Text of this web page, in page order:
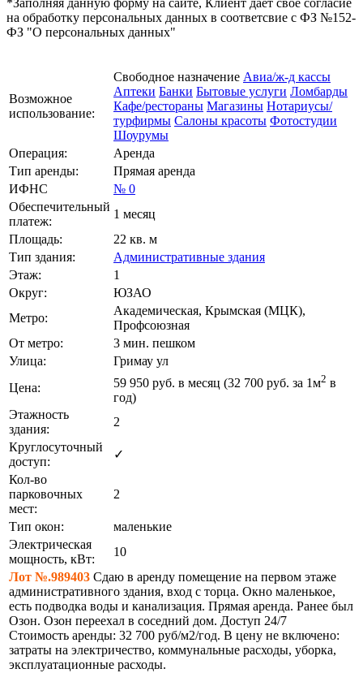
*Заполняя данную форму на сайте, Клиент дает свое согласие
на обработку персональных данных в соответсвие с ФЗ №152-
ФЗ "О персональных данных"
Возможное
использование:
Свободное назначение Авиа/ж-д кассы
Аптеки Банки Бытовые услуги Ломбарды
Кафе/рестораны Магазины Нотариусы/
турфирмы Салоны красоты Фотостудии
Шоурумы
Операция:
Аренда
Тип аренды:
Прямая аренда
ИФНС
№ 0
Обеспечительный
платеж:
1 месяц
Площадь:
22 кв. м
Тип здания:
Административные здания
Этаж:
1
Округ:
ЮЗАО
Метро:
Академическая, Крымская (МЦК),
Профсоюзная
От метро:
3 мин. пешком
Улица:
Гримау ул
Цена:
59 950 руб. в месяц (32 700 руб. за 1м2 в
год)
Этажность
здания:
2
Круглосуточный
доступ:
✓
Кол-во
парковочных
мест:
2
Тип окон:
маленькие
Электрическая
мощность, кВт:
10
Лот №.989403 Сдаю в аренду помещение на первом этаже
административного здания, вход с торца. Окно маленькое,
есть подводка воды и канализация. Прямая аренда. Ранее был
Озон. Озон переехал в соседний дом. Доступ 24/7
Стоимость аренды: 32 700 руб/м2/год. В цену не включено:
затраты на электричество, коммунальные расходы, уборка,
эксплуатационные расходы.